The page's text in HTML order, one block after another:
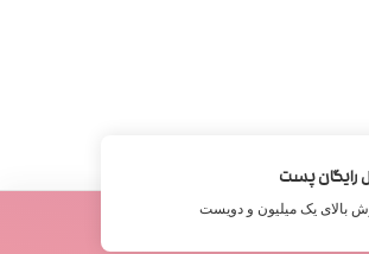
رایگان پست
بالای یک میلیون و دویست